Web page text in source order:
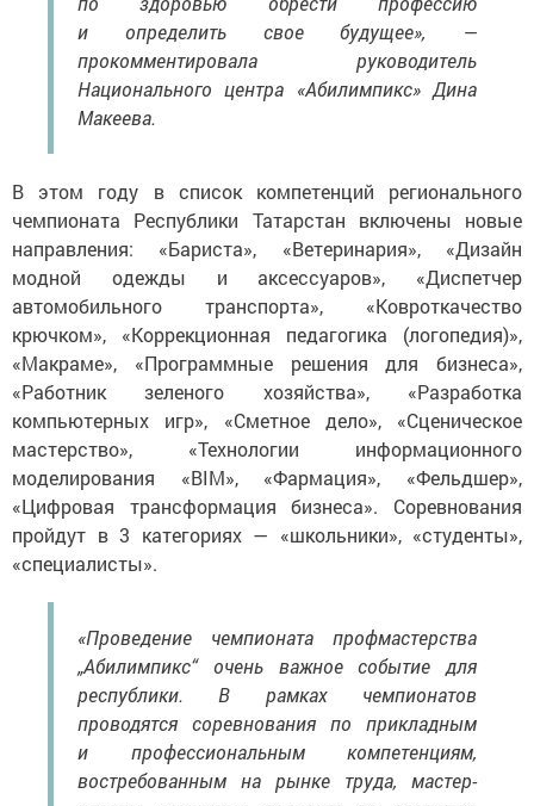
и определить свое будущее», —
прокомментировала руководитель
Национального центра «Абилимпикс» Дина
Макеева.
чемпионата Республики Татарстан включены новые
направления: «Бариста», «Ветеринария», «Дизайн
модной одежды и аксессуаров», «Диспетчер
автомобильного транспорта», «Ковроткачество
крючком», «Коррекционная педагогика (логопедия)»,
«Макраме», «Программные решения для бизнеса»,
«Работник зеленого хозяйства», «Разработка
компьютерных игр», «Сметное дело», «Сценическое
мастерство», «Технологии информационного
моделирования «BIM», «Фармация», «Фельдшер»,
«Цифровая трансформация бизнеса». Соревнования
пройдут в 3 категориях — «школьники», «студенты»,
«специалисты».
„Абилимпикс“ очень важное событие для
республики. В рамках чемпионатов
проводятся соревнования по прикладным
и профессиональным компетенциям,
востребованным на рынке труда, мастер-
классы, семинары, тренинги по развитию